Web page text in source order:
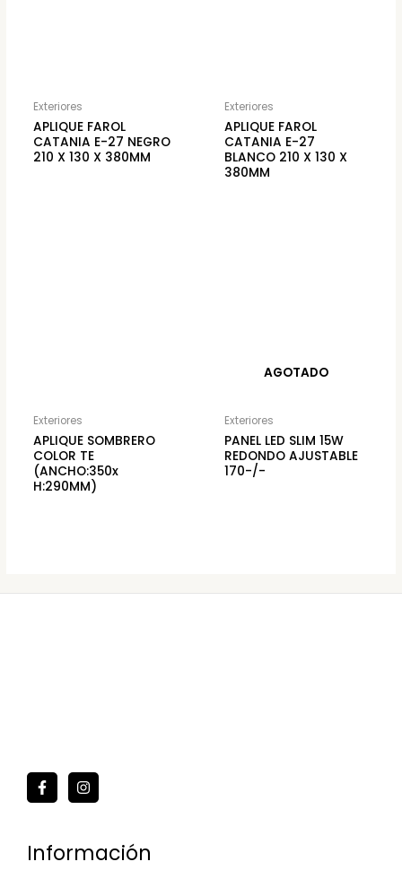
Exteriores
APLIQUE FAROL
CATANIA E-27 NEGRO
210 X 130 X 380MM
Exteriores
APLIQUE FAROL
CATANIA E-27
BLANCO 210 X 130 X
380MM
Exteriores
APLIQUE SOMBRERO
COLOR TE
(ANCHO:350x
H:290MM)
AGOTADO
Exteriores
PANEL LED SLIM 15W
REDONDO AJUSTABLE
170-/-
Información